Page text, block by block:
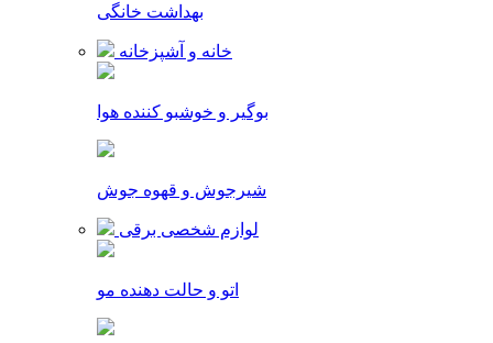
بهداشت خانگی
خانه و آشپزخانه
بوگیر و خوشبو کننده هوا
شیرجوش و قهوه جوش
لوازم شخصی برقی
اتو و حالت دهنده مو